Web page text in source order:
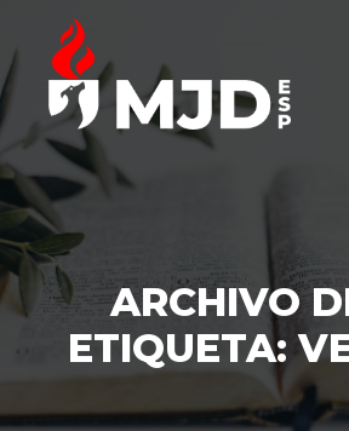
ARCHIVO
ETIQUETA: